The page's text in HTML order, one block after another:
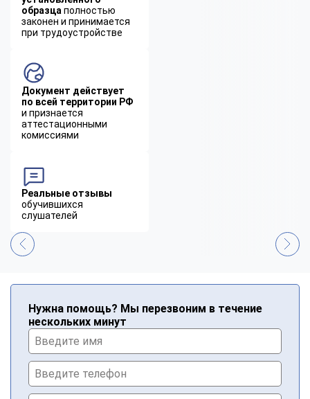
образца полностью
законен и принимается
при трудоустройстве
Документ действует
по всей территории РФ
и признается
аттестационными
комиссиями
Реальные отзывы
обучившихся
слушателей
Нужна помощь? Мы перезвоним в течение
нескольких минут